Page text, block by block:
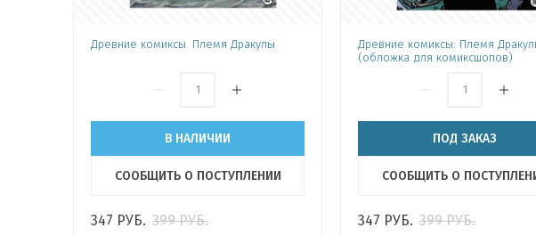
Древние комиксы. Племя Дракулы
В НАЛИЧИИ
СООБЩИТЬ О ПОСТУПЛЕНИИ
347 РУБ. 399РУБ.
Древние комиксы: Племя
(обложка для комиксшопов)
ПОД ЗАКАЗ
СООБЩИТЬ О
347 РУБ. 399РУБ.